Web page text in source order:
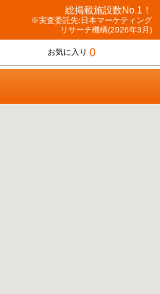
総掲載施設数No.1！
※実査委託先:日本マーケティング
リサーチ機構(2026年3月)
お気に入り 0